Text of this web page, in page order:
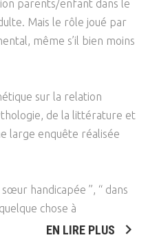
parents/enfant dans le
Mais le rôle joué par
même s’il bien moins
sur la relation
de la littérature et
large enquête réalisée
sœur handicapée ”, “ dans
chose à
EN LIRE PLUS